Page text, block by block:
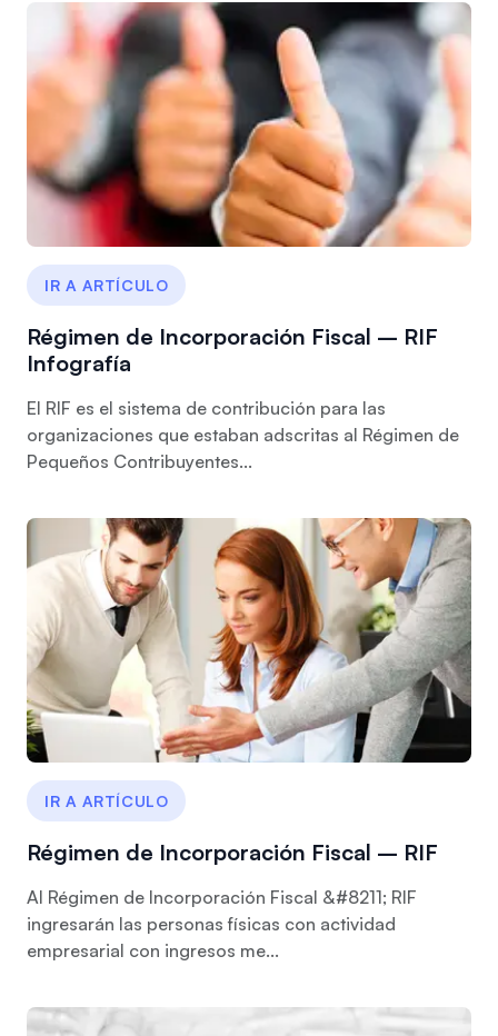
IR A ARTÍCULO
Régimen de Incorporación Fiscal – RIF
Infografía
El RIF es el sistema de contribución para las
organizaciones que estaban adscritas al Régimen de
Pequeños Contribuyentes...
IR A ARTÍCULO
Régimen de Incorporación Fiscal – RIF
Al Régimen de Incorporación Fiscal &#8211; RIF
ingresarán las personas físicas con actividad
empresarial con ingresos me...